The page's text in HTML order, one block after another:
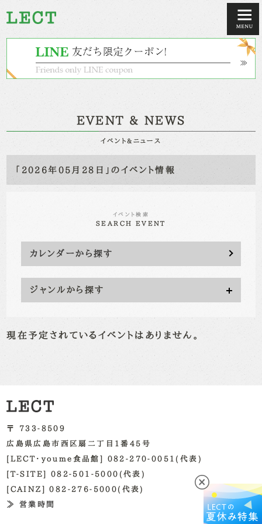
EVENT & NEWS
イベント&ニュース
「2026年05月28日」のイベント情報
イベント検索
SEARCH EVENT
カレンダーから探す
ジャンルから探す
現在予定されているイベントはありません。
〒 733-8509
広島県広島市西区扇二丁目1番45号
[LECT・youme食品館] 082-270-0051(代表)
[T-SITE] 082-501-5000(代表)
[CAINZ] 082-276-5000(代表)
≫ 営業時間